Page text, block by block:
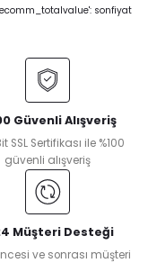
sonfiyat
Güvenli Alışveriş
SSL Sertifikası ile %100
güvenli alışveriş
Müşteri Desteği
ve sonrası müşteri